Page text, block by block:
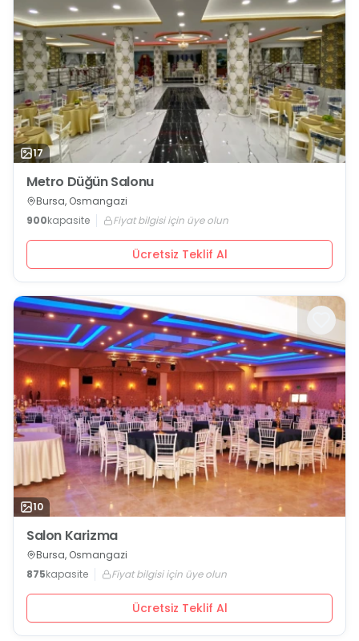
17
Metro Düğün Salonu
Bursa, Osmangazi
900kapasite Fiyat bilgisi için üye olun
Ücretsiz Teklif Al
10
Salon Karizma
Bursa, Osmangazi
875kapasite Fiyat bilgisi için üye olun
Ücretsiz Teklif Al